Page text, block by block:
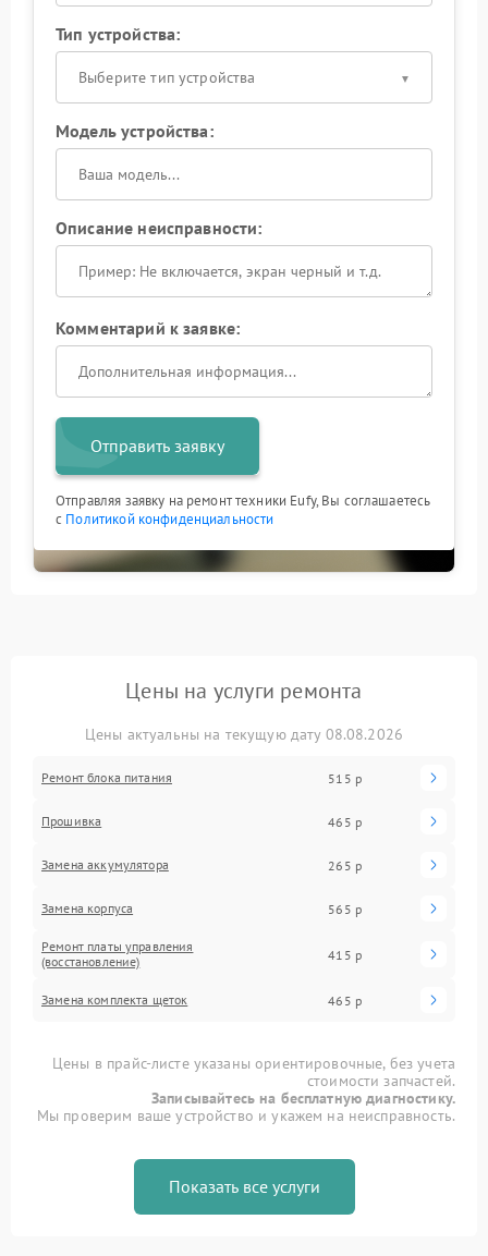
Тип устройства:
Выберите тип устройства
Модель устройства:
Описание неисправности:
Комментарий к заявке:
Отправить заявку
Отправляя заявку на ремонт техники Eufy, Вы соглашаетесь
с Политикой конфиденциальности
Цены на услуги ремонта
Цены актуальны на текущую дату 08.08.2026
Ремонт блока питания 515 р
Прошивка 465 р
Замена аккумулятора 265 р
Замена корпуса 565 р
Ремонт платы управления
(восстановление)
415 р
Замена комплекта щеток 465 р
Цены в прайс-листе указаны ориентировочные, без учета
стоимости запчастей.
Записывайтесь на бесплатную диагностику.
Мы проверим ваше устройство и укажем на неисправность.
Показать все услуги